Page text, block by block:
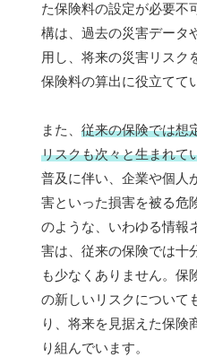
た保険料の設定が必要不
構は、過去の災害データ
用し、将来の災害リスク
保険料の算出に役立てて
また、 従来の保険では想
リスクも次々と生まれて
普及に伴い、企業や個人
害といった損害を被る危
のような、いわゆる情報
害は、従来の保険では十
も少なくありません。保
の新しいリスクについて
り、将来を見据えた保険
り組んでいます。